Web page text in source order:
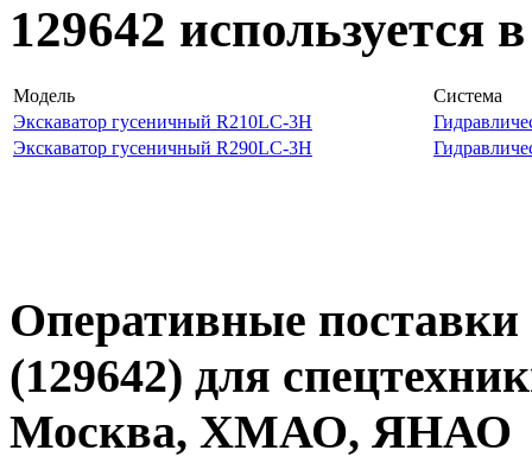
129642
Модель
Система
Экскаватор гусеничный R210LC-3H
Экскаватор гусеничный R290LC-3H
Оперативные
(129642) для
Москва, ХМАО, ЯНАО